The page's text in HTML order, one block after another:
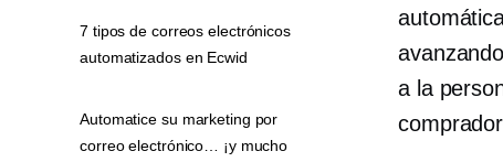
a la
7 tipos de correos electrónicos
automatizados en Ecwid
Automatice su marketing por
correo electrónico… ¡y mucho